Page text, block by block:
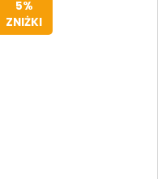
5%
ZNIŻKI